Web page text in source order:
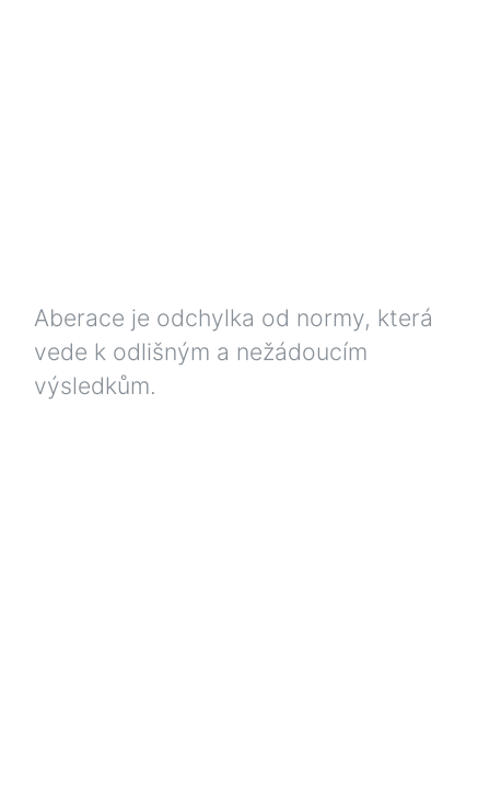
Aberace je odchylka od normy, která
vede k odlišným a nežádoucím
výsledkům.